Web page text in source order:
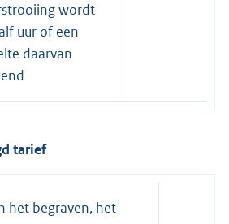
wordt
uur of een
daarvan
tarief
het begraven, het